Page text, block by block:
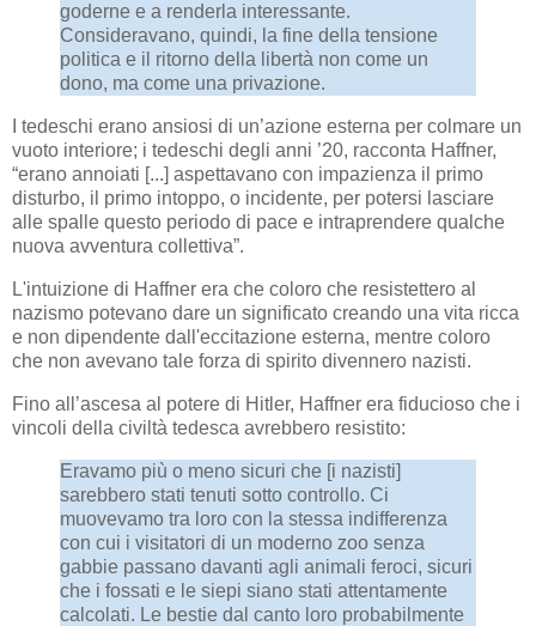
goderne e a renderla interessante.
Consideravano, quindi, la fine della tensione
politica e il ritorno della libertà non come un
dono, ma come una privazione.
I tedeschi erano ansiosi di un’azione esterna per colmare un
vuoto interiore; i tedeschi degli anni ’20, racconta Haffner,
“erano annoiati [...] aspettavano con impazienza il primo
disturbo, il primo intoppo, o incidente, per potersi lasciare
alle spalle questo periodo di pace e intraprendere qualche
nuova avventura collettiva”.
L'intuizione di Haffner era che coloro che resistettero al
nazismo potevano dare un significato creando una vita ricca
e non dipendente dall'eccitazione esterna, mentre coloro
che non avevano tale forza di spirito divennero nazisti.
Fino all’ascesa al potere di Hitler, Haffner era fiducioso che i
vincoli della civiltà tedesca avrebbero resistito:
Eravamo più o meno sicuri che [i nazisti]
sarebbero stati tenuti sotto controllo. Ci
muovevamo tra loro con la stessa indifferenza
con cui i visitatori di un moderno zoo senza
gabbie passano davanti agli animali feroci, sicuri
che i fossati e le siepi siano stati attentamente
calcolati. Le bestie dal canto loro probabilmente